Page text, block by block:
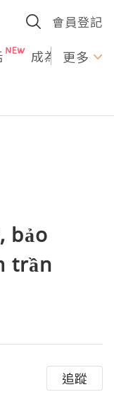
會員登記
成為U更多
bảo
trần
追蹤